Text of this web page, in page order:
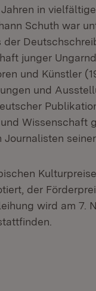
in
Schuth war
junger
und Künstler
und
Wissenschaft
der
wird am 7.
Fenster)